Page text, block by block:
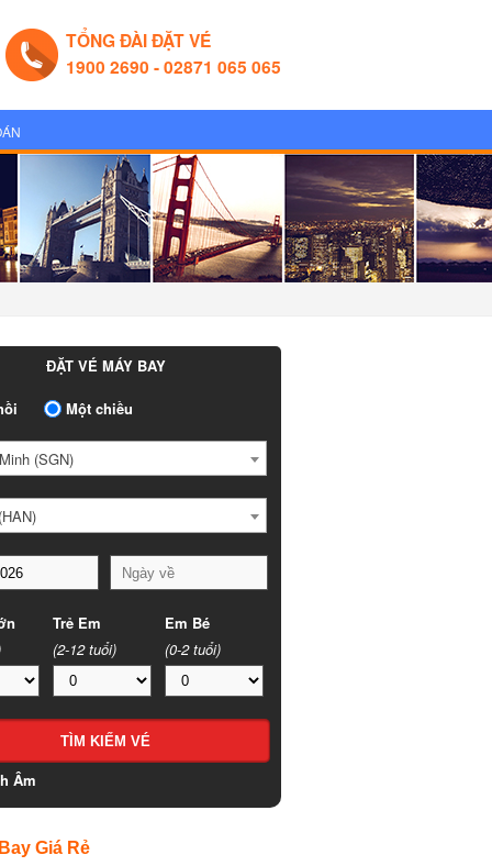
TỔNG ĐÀI ĐẶT VÉ
1900 2690 - 02871 065 065
ĐẶT VÉ MÁY BAY
Một chiều
(SGN)
Trẻ Em
(2-12 tuổi)
Em Bé
(0-2 tuổi)
Âm
Giá Rẻ